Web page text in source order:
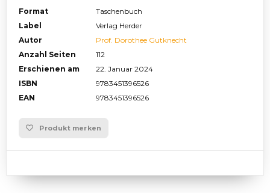
Format
Taschenbuch
Label
Verlag Herder
Autor
Prof. Dorothee Gutknecht
Anzahl Seiten
112
Erschienen am
22. Januar 2024
ISBN
9783451396526
EAN
9783451396526
Produkt merken